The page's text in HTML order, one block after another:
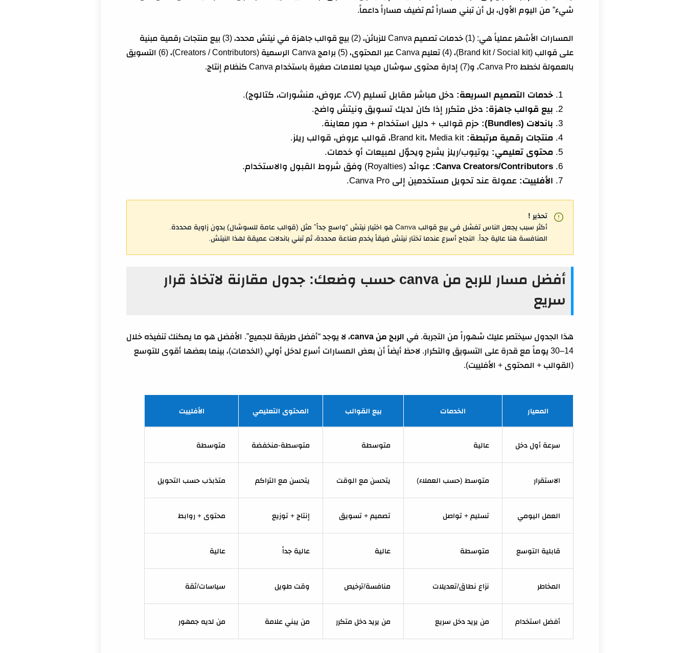
شيء” من اليوم الأول، بل أن تبني مساراً ثم تضيف مساراً داعماً.
المسارات الأشهر عملياً هي: (1) خدمات تصميم Canva للزبائن، (2) بيع قوالب جاهزة في نيتش محدد، (3) بيع منتجات رقمية مبنية
على قوالب (Brand kit / Social kit)، (4) تعليم Canva عبر المحتوى، (5) برامج Canva الرسمية (Creators / Contributors)، (6) التسويق
بالعمولة لخطط Canva Pro، و(7) إدارة محتوى سوشال ميديا لعلامات صغيرة باستخدام Canva كنظام إنتاج.
خدمات التصميم السريعة: دخل مباشر مقابل تسليم (CV، عروض، منشورات، كتالوج).
بيع قوالب جاهزة: دخل متكرر إذا كان لديك تسويق ونيتش واضح.
باندلات (Bundles):
حزم قوالب + دليل استخدام + صور معاينة.
منتجات رقمية مرتبطة:
محتوى تعليمي: يوتيوب/ريلز يشرح ويحوّل لمبيعات أو خدمات.
Canva Creators/Contributors: عوائد (Royalties) وفق شروط القبول والاستخدام.
الأفلييت: عمولة عند تحويل مستخدمين إلى Canva Pro.
تحذير !
أكثر سبب يجعل الناس تفشل في بيع قوالب Canva هو اختيار نيتش “واسع جداً” مثل (قوالب عامة للسوشال) بدون زاوية محددة.
المنافسة هنا عالية جداً. النجاح أسرع عندما تختار نيتش ضيقاً يخدم صناعة محددة، ثم تبني باندلات عميقة لهذا النيتش.
أفضل مسار للربح من canva حسب وضعك: جدول مقارنة لاتخاذ قرار
سريع
هذا الجدول سيختصر عليك شهوراً من التجربة. في الربح من canva
، لا يوجد “أفضل طريقة للجميع”. الأفضل هو ما يمكنك تنفيذه خلال
14–30 يوماً مع قدرة على التسويق والتكرار. لاحظ أيضاً أن بعض المسارات أسرع لدخل أولي (الخدمات)، بينما بعضها أقوى للتوسع
(القوالب + المحتوى + الأفلييت).
المعيار الخدمات بيع القوالب المحتوى التعليمي الأفلييت
سرعة أول دخل عالية متوسطة متوسطة-منخفضة متوسطة
الاستقرار متوسط (حسب العملاء) يتحسن مع الوقت يتحسن مع التراكم متذبذب حسب التحويل
العمل اليومي تسليم + تواصل تصميم + تسويق إنتاج + توزيع محتوى + روابط
قابلية التوسع متوسطة عالية عالية جداً عالية
المخاطر نزاع نطاق/تعديلات منافسة/ترخيص وقت طويل سياسات/ثقة
أفضل استخدام من يريد دخل سريع من يريد دخل متكرر من يبني علامة من لديه جمهور